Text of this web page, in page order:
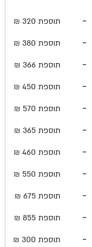
- תוספת 320 ₪
- תוספת 380 ₪
- תוספת 366 ₪
- תוספת 450 ₪
- תוספת 570 ₪
- תוספת 365 ₪
- תוספת 460 ₪
- תוספת 550 ₪
- תוספת 675 ₪
- תוספת 855 ₪
- תוספת 300 ₪